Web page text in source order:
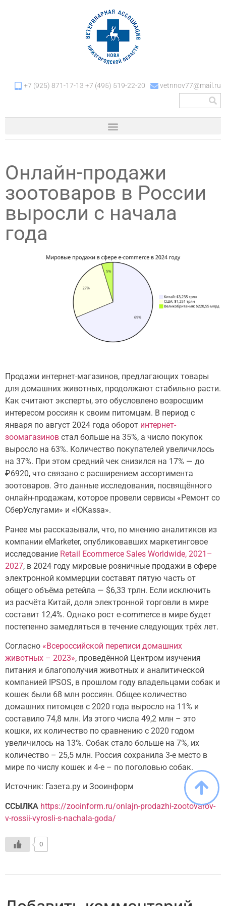
+7 (925) 871-17-13 +7 (495) 519-22-20 vetnnov77@mail.ru
Онлайн-продажи
зоотоваров в России
выросли с начала
года
Продажи интернет-магазинов, предлагающих товары
для домашних животных, продолжают стабильно расти.
Как считают эксперты, это обусловлено возросшим
интересом россиян к своим питомцам. В период с
января по август 2024 года оборот интернет-
зоомагазинов стал больше на 35%, а число покупок
выросло на 63%. Количество покупателей увеличилось
на 37%. При этом средний чек снизился на 17% — до
₽6920, что связано с расширением ассортимента
зоотоваров. Это данные исследования, посвящённого
онлайн-продажам, которое провели сервисы «Ремонт со
СберУслугами» и «ЮKassa».
Ранее мы рассказывали, что, по мнению аналитиков из
компании eMarketer, опубликовавших маркетинговое
исследование Retail Ecommerce Sales Worldwide, 2021–
2027, в 2024 году мировые розничные продажи в сфере
электронной коммерции составят пятую часть от
общего объёма ретейла — $6,33 трлн. Если исключить
из расчёта Китай, доля электронной торговли в мире
составит 12,4%. Однако рост e-commerce в мире будет
постепенно замедляться в течение следующих трёх лет.
Согласно «Всероссийской переписи домашних
животных – 2023», проведённой Центром изучения
питания и благополучия животных и аналитической
компанией IPSOS, в прошлом году владельцами собак и
кошек были 68 млн россиян. Общее количество
домашних питомцев с 2020 года выросло на 11% и
составило 74,8 млн. Из этого числа 49,2 млн – это
кошки, их количество по сравнению с 2020 годом
увеличилось на 13%. Собак стало больше на 7%, их
количество – 25,5 млн. Россия сохранила 3-е место в
мире по числу кошек и 4-е – по поголовью собак.
Источник: Газета.ру и Зооинформ
ССЫЛКА https://zooinform.ru/onlajn-prodazhi-zootovarov-
v-rossii-vyrosli-s-nachala-goda/
0